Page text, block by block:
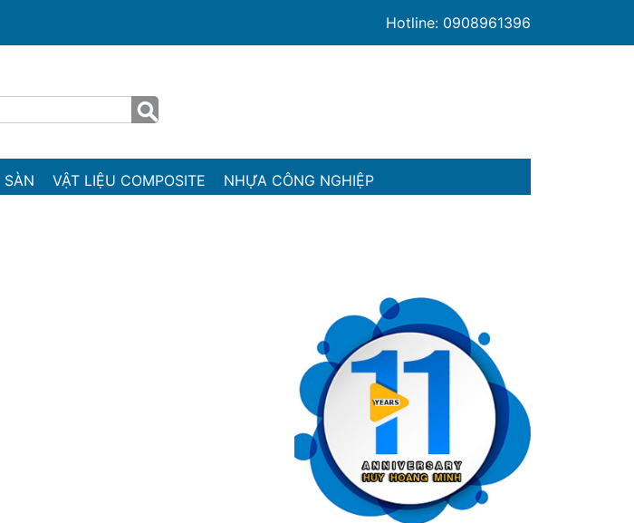
Hotline: 0908961396
SÀN VẬT LIỆU COMPOSITE NHỰA CÔNG NGHIỆP